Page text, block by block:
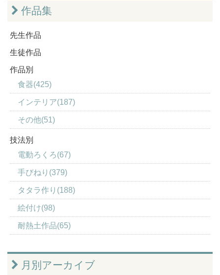
作品集
先生作品
生徒作品
作品別
食器(425)
インテリア(187)
その他(51)
技法別
電動ろくろ(67)
手びねり(379)
タタラ作り(188)
絵付け(98)
耐熱土作品(65)
月別アーカイブ